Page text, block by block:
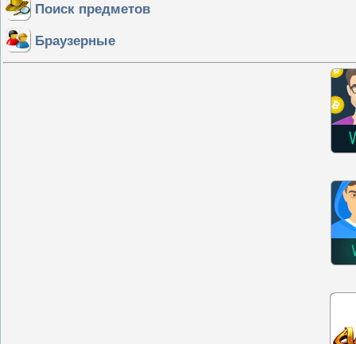
Поиск предметов
Браузерные